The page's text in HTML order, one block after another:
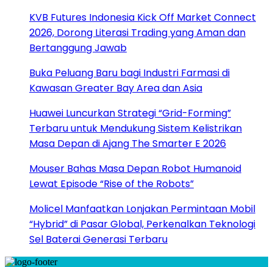
KVB Futures Indonesia Kick Off Market Connect
2026, Dorong Literasi Trading yang Aman dan
Bertanggung Jawab
Buka Peluang Baru bagi Industri Farmasi di
Kawasan Greater Bay Area dan Asia
Huawei Luncurkan Strategi “Grid-Forming”
Terbaru untuk Mendukung Sistem Kelistrikan
Masa Depan di Ajang The Smarter E 2026
Mouser Bahas Masa Depan Robot Humanoid
Lewat Episode “Rise of the Robots”
Molicel Manfaatkan Lonjakan Permintaan Mobil
“Hybrid” di Pasar Global, Perkenalkan Teknologi
Sel Baterai Generasi Terbaru